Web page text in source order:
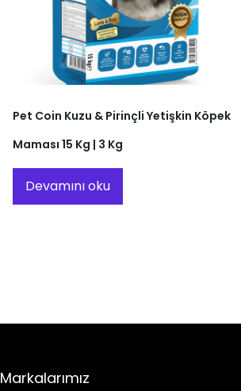
Pet Coin Kuzu & Pirinçli Yetişkin Köpek
Maması 15 Kg | 3 Kg
Devamını oku
Markalarımız